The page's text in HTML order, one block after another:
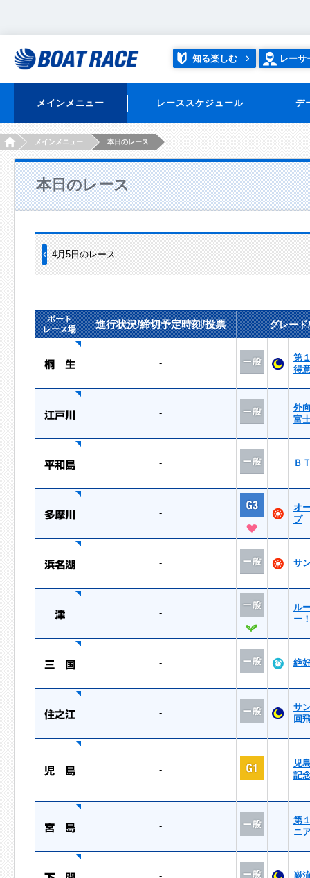
知る楽しむ レーサ
メインメニュー レーススケジュール デ
HOMEメインメニュー 本日のレース
本日のレース
4月5日のレース
ボート
レース場
進行状況/締切予定時刻/投票 グレー
-
第
得
-
外
富
- Ｂ
-
オ
プ
- サ
-
ル
ー
- 絶
-
サ
回
-
児
記
-
第
ニ
- 巌